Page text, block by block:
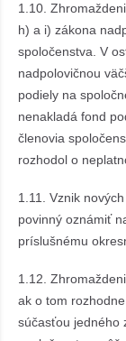
1.10.
h) a i) zákona
spoločenstva. V
nadpolovičnou
podiely na
nenakladá fond
členovia
rozhodol o
1.11. Vznik
povinný oznámiť
príslušnému
1.12.
ak o tom
súčasťou jedného